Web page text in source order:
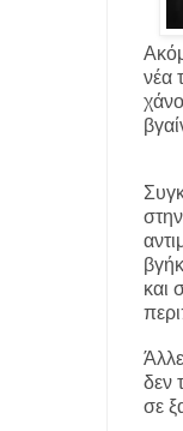
νέα
και
δεν
σε